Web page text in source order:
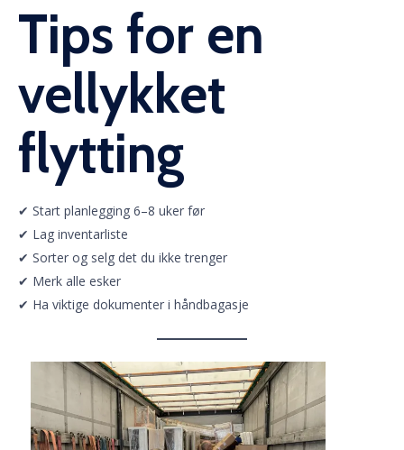
Tips for en
vellykket
flytting
✔ Start planlegging 6–8 uker før
✔ Lag inventarliste
✔ Sorter og selg det du ikke trenger
✔ Merk alle esker
✔ Ha viktige dokumenter i håndbagasje